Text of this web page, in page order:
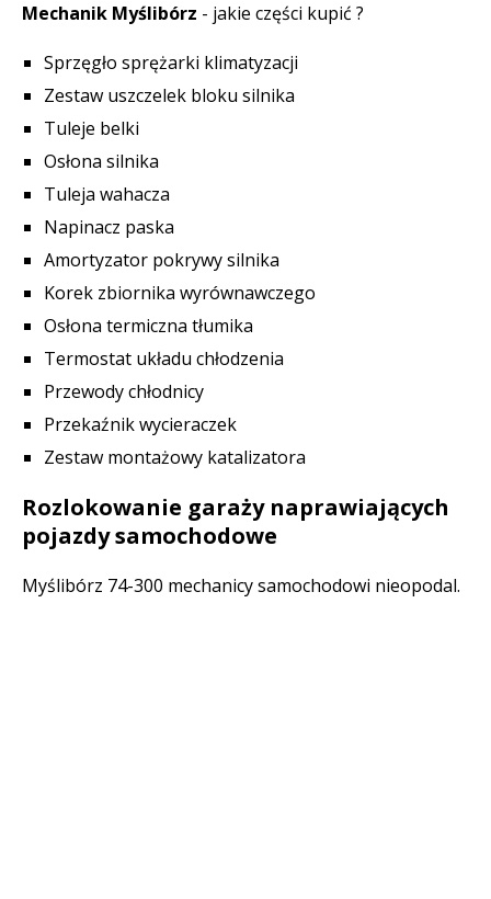
Mechanik Myślibórz - jakie części kupić ?
Sprzęgło sprężarki klimatyzacji
Zestaw uszczelek bloku silnika
Tuleje belki
Osłona silnika
Tuleja wahacza
Napinacz paska
Amortyzator pokrywy silnika
Korek zbiornika wyrównawczego
Osłona termiczna tłumika
Termostat układu chłodzenia
Przewody chłodnicy
Przekaźnik wycieraczek
Zestaw montażowy katalizatora
Rozlokowanie garaży naprawiających
pojazdy samochodowe
Myślibórz 74-300 mechanicy samochodowi nieopodal.